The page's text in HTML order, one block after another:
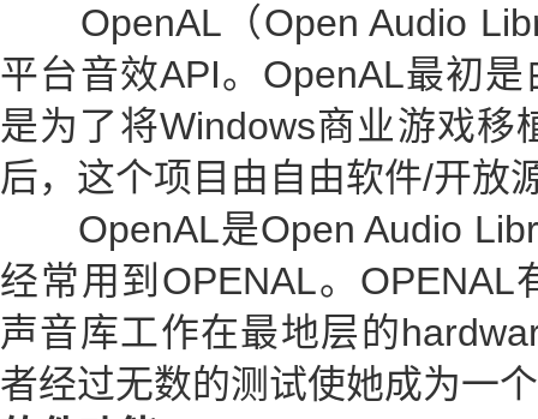
OpenAL（Open Audio
平台音效API。OpenAL最初
是为了将Windows商业游戏移
后，这个项目由自由软件/开放
OpenAL是Open Audio
经常用到OPENAL。
声音库工作在最地层的
者经过无数的测试使她成为一